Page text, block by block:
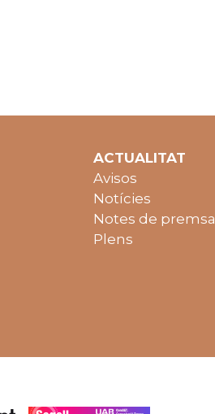
ACTUALITAT
Avisos
Notícies
Notes de premsa
Plens